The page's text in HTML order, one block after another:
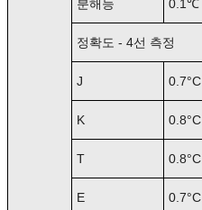
분해능 0.1℃
정확도 - 4선 측정
J 0.7°C
K 0.8°C
T 0.8°C
E 0.7°C